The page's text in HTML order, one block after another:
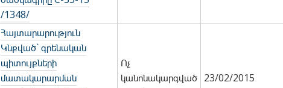
/1348/
Հայտարարություն
Կնքված` գրենական
պիտույքների
մատակարարման
Ոչ
կանոնակարգված 23/02/2015